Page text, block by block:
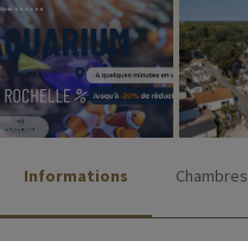
Informations Chambres